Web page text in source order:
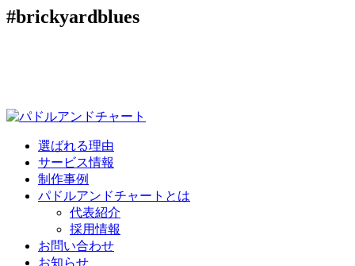
#brickyardblues
選ばれる理由
サービス情報
制作事例
パドルアンドチャートとは
代表紹介
採用情報
お問い合わせ
お知らせ